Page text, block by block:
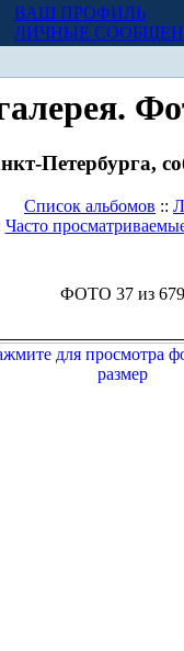
ВАШ ПРОФИЛЬ
ЛИЧНЫЕ
Петербурга,
Список альбомов ::
Часто
ФОТО 37 из 679